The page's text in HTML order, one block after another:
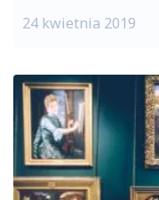
24 kwietnia 2019